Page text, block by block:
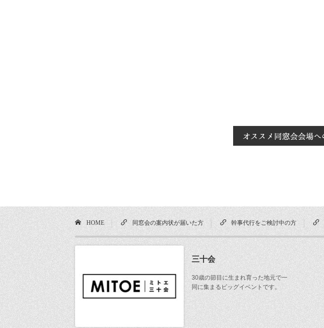
HOME 同窓会の案内状が届いた方 幹事代行をご検討中の方
三十会
30歳の節目に生まれ育った地元で一
同に集まるビッグイベントです。